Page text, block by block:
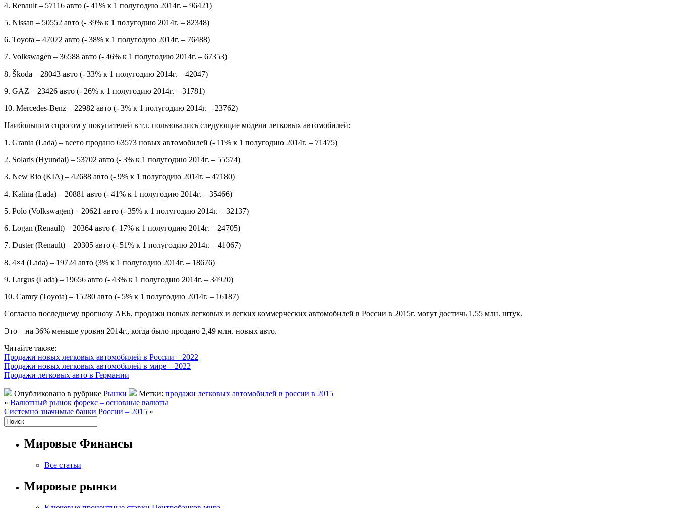
4. Renault – 57116 авто (- 41% к 1 полугодию 2014г. – 96421)
5. Nissan – 50552 авто (- 39% к 1 полугодию 2014г. – 82348)
6. Toyota – 47072 авто (- 38% к 1 полугодию 2014г. – 76488)
7. Volkswagen – 36588 авто (- 46% к 1 полугодию 2014г. – 67353)
8. Škoda – 28043 авто (- 33% к 1 полугодию 2014г. – 42047)
9. GAZ – 23426 авто (- 26% к 1 полугодию 2014г. – 31781)
10. Mercedes-Benz – 22982 авто (- 3% к 1 полугодию 2014г. – 23762)
Наибольшим спросом у покупателей в т.г. пользовались следующие модели легковых автомобилей:
1. Granta (Lada) – всего продано 63573 новых автомобилей (- 11% к 1 полугодию 2014г. – 71475)
2. Solaris (Hyundai) – 53702 авто (- 3% к 1 полугодию 2014г. – 55574)
3. New Rio (KIA) – 42688 авто (- 9% к 1 полугодию 2014г. – 47180)
4. Kalina (Lada) – 20881 авто (- 41% к 1 полугодию 2014г. – 35466)
5. Polo (Volkswagen) – 20621 авто (- 35% к 1 полугодию 2014г. – 32137)
6. Logan (Renault) – 20364 авто (- 17% к 1 полугодию 2014г. – 24705)
7. Duster (Renault) – 20305 авто (- 51% к 1 полугодию 2014г. – 41067)
8. 4×4 (Lada) – 19724 авто (3% к 1 полугодию 2014г. – 18676)
9. Largus (Lada) – 19656 авто (- 43% к 1 полугодию 2014г. – 34920)
10. Camry (Toyota) – 15280 авто (- 5% к 1 полугодию 2014г. – 16187)
Согласно последнему прогнозу АЕБ, продажи новых легковых и легких коммерческих автомобилей в России в 2015г. могут достичь 1,55 млн. штук.
Это – на 36% меньше уровня 2014г., когда было продано 2,49 млн. новых авто.
Читайте также:
Продажи новых легковых автомобилей в России – 2022
Продажи новых легковых автомобилей в мире – 2022
Продажи легковых авто в Германии
Опубликовано в рубрике Рынки Метки: продажи легковых автомобилей в россии в 2015
« Валютный рынок форекс – основные валюты
Системно значимые банки России – 2015 »
Мировые Финансы
Все статьи
Мировые рынки